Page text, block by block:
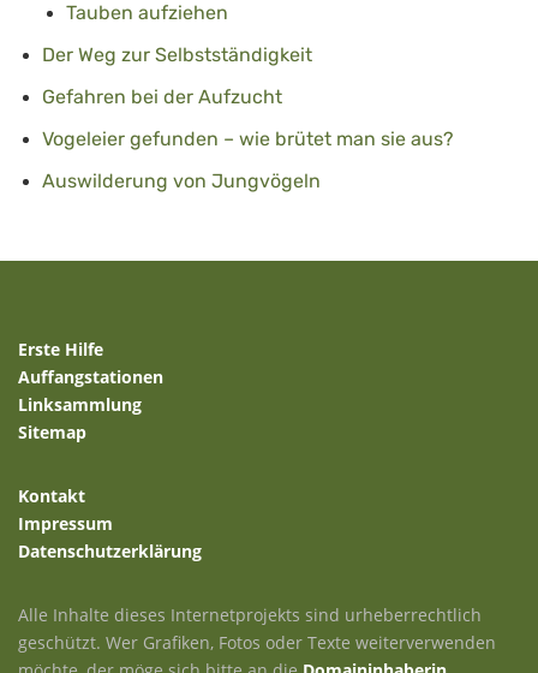
Tauben aufziehen
Der Weg zur Selbstständigkeit
Gefahren bei der Aufzucht
Vogeleier gefunden – wie brütet man sie aus?
Auswilderung von Jungvögeln
Erste Hilfe
Auffangstationen
Linksammlung
Sitemap
Kontakt
Impressum
Datenschutzerklärung
Alle Inhalte dieses Internetprojekts sind urheberrechtlich
geschützt. Wer Grafiken, Fotos oder Texte weiterverwenden